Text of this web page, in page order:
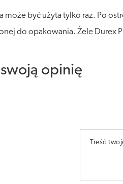
może być użyta tylko raz. Po
do opakowania. Żele Durex
opinię
Treść